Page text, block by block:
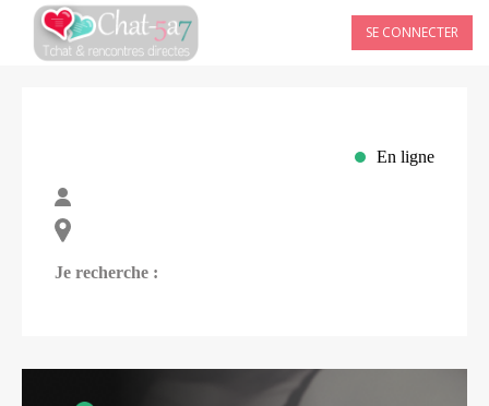
SE CONNECTER
En ligne
Je recherche :